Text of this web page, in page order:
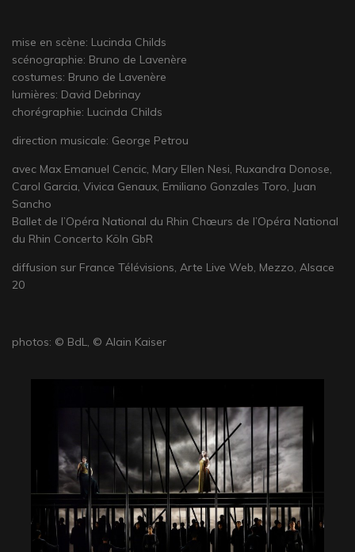
mise en scène: Lucinda Childs
scénographie: Bruno de Lavenère
costumes: Bruno de Lavenère
lumières: David Debrinay
chorégraphie: Lucinda Childs
direction musicale: George Petrou
avec Max Emanuel Cencic, Mary Ellen Nesi, Ruxandra Donose,
Carol Garcia, Vivica Genaux, Emiliano Gonzales Toro, Juan
Sancho
Ballet de l’Opéra National du Rhin Chœurs de l’Opéra National
du Rhin Concerto Köln GbR
diffusion sur France Télévisions, Arte Live Web, Mezzo, Alsace
20
photos: © BdL, © Alain Kaiser